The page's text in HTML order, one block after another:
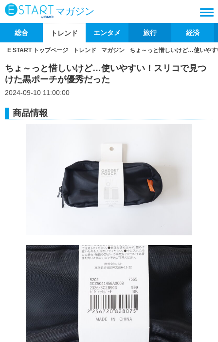
マガジン
総合 トレンド エンタメ 旅行 経済
E START トップページ トレンド マガジン ちょ～っと惜しいけど…使いや
ちょ～っと惜しいけど…使いやすい！スリコで見つ
けた黒ポーチが優秀だった
2024-09-10 11:00:00
商品情報